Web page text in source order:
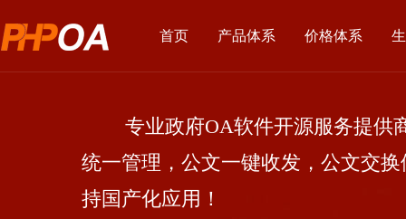
首页 产品体系 价格体系
专业政府OA软件开源服务提供商
统一管理，公文一键收发，公文交
持国产化应用！